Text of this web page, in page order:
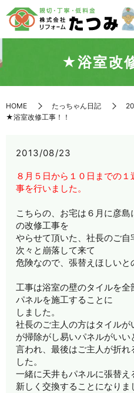
★浴室改
HOME たっちゃん日記
★浴室改修工事！！
2013/08/23
８月５日から１０日までの
事を行いました。
こちらの、お宅は６月に彦
の改修工事を
やらせて頂いた、社長のご
次々と崩落して来て
危険なので、張替えほしいと
工事は浴室の壁のタイルを
パネルを施工することに
しました。
社長のご主人の方はタイル
が掃除がし易いパネルがいい
言われ、最後はご主人が折
した。
一緒に天井もパネルに張替
新しく交換することになりま